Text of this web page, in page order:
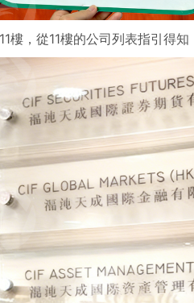
樓，從11樓的公司列表指引得知